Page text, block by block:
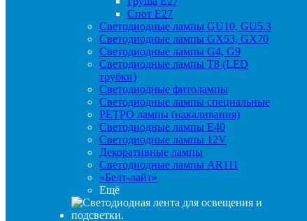
Спот Е27
Светодиодные лампы GU10, GU5.3
Светодиодные лампы GX53, GX70
Светодиодные лампы G4, G9
Светодиодные лампы Т8 (LED
трубки)
Светодиодные фитолампы
Светодиодные лампы специальные
РЕТРО лампы (накаливания)
Светодиодные лампы E40
Светодиодные лампы 12V
Декоративные лампы
Светодиодные лампы AR111
«Белт-лайт»
Ещё